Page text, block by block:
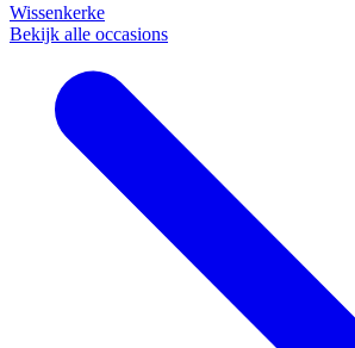
Wissenkerke
Bekijk alle occasions